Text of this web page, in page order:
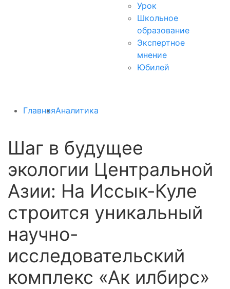
Урок
Школьное
образование
Экспертное
мнение
Юбилей
ГлавнаяАналитика
Шаг в будущее
экологии Центральной
Азии: На Иссык-Куле
строится уникальный
научно-
исследовательский
комплекс «Ак илбирс»